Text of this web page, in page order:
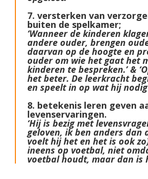
7. versterken van
buiten de spelkamer;
‘Wanneer de kinderen
andere ouder, brengen
daarvan op de hoogte en
ouder om wie het gaat het
kinderen te bespreken.’ &
het beter. De leerkracht
en speelt in op wat hij nodig
8. betekenis leren geven
levenservaringen.
‘Hij is bezig met
geloven, ik ben anders dan
voelt hij het en het is ook
ineens op voetbal, niet
voetbal houdt, maar dan is